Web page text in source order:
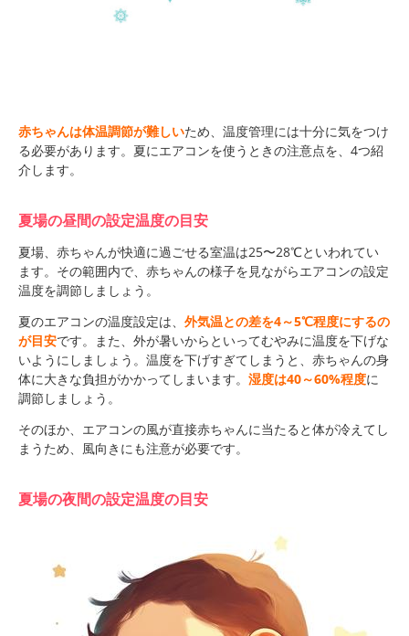
赤ちゃんは体温調節が難しいため、温度管理には十分に気をつけ
る必要があります。夏にエアコンを使うときの注意点を、4つ紹
介します。
夏場の昼間の設定温度の目安
夏場、赤ちゃんが快適に過ごせる室温は25〜28℃といわれてい
ます。その範囲内で、赤ちゃんの様子を見ながらエアコンの設定
温度を調節しましょう。
夏のエアコンの温度設定は、 外気温との差を4～5℃程度にするの
が目安です。また、外が暑いからといってむやみに温度を下げな
いようにしましょう。温度を下げすぎてしまうと、赤ちゃんの身
体に大きな負担がかかってしまいます。 湿度は40～60%程度に
調節しましょう。
そのほか、エアコンの風が直接赤ちゃんに当たると体が冷えてし
まうため、風向きにも注意が必要です。
夏場の夜間の設定温度の目安